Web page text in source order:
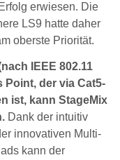
erwiesen. Die
LS9 hatte daher
oberste Priorität.
IEEE 802.11
Point, der via Cat5-
ist, kann StageMix
Dank der intuitiv
innovativen Multi-
kann der